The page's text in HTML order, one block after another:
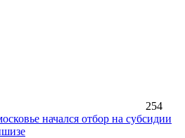
254
начался отбор на субсидии